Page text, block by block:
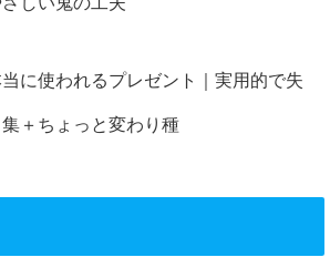
に使われるプレゼント｜実用的で失
＋ちょっと変わり種